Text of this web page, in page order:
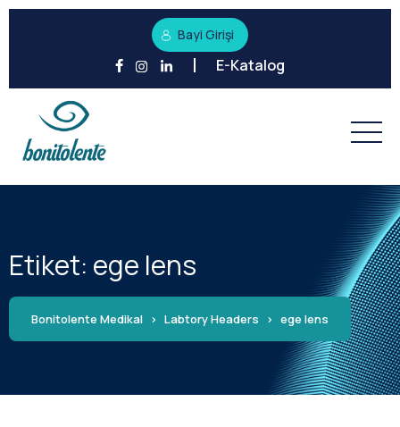
Bayi Girişi
E-Katalog
Etiket: ege lens
Bonitolente Medikal > Labtory Headers > ege lens